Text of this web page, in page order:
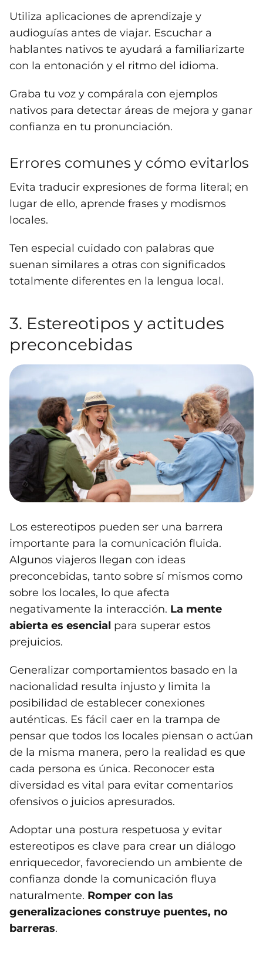
Utiliza aplicaciones de aprendizaje y
audioguías antes de viajar. Escuchar a
hablantes nativos te ayudará a familiarizarte
con la entonación y el ritmo del idioma.
Graba tu voz y compárala con ejemplos
nativos para detectar áreas de mejora y ganar
confianza en tu pronunciación.
Errores comunes y cómo evitarlos
Evita traducir expresiones de forma literal; en
lugar de ello, aprende frases y modismos
locales.
Ten especial cuidado con palabras que
suenan similares a otras con significados
totalmente diferentes en la lengua local.
3. Estereotipos y actitudes
preconcebidas
Los estereotipos pueden ser una barrera
importante para la comunicación fluida.
Algunos viajeros llegan con ideas
preconcebidas, tanto sobre sí mismos como
sobre los locales, lo que afecta
negativamente la interacción. La mente
abierta es esencial para superar estos
prejuicios.
Generalizar comportamientos basado en la
nacionalidad resulta injusto y limita la
posibilidad de establecer conexiones
auténticas. Es fácil caer en la trampa de
pensar que todos los locales piensan o actúan
de la misma manera, pero la realidad es que
cada persona es única. Reconocer esta
diversidad es vital para evitar comentarios
ofensivos o juicios apresurados.
Adoptar una postura respetuosa y evitar
estereotipos es clave para crear un diálogo
enriquecedor, favoreciendo un ambiente de
confianza donde la comunicación fluya
naturalmente. Romper con las
generalizaciones construye puentes, no
barreras.